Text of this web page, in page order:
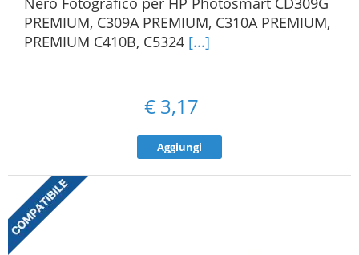
PREMIUM, C309A PREMIUM, C310A PREMIUM,
PREMIUM C410B, C5324 [...]
€ 3,17
Aggiungi